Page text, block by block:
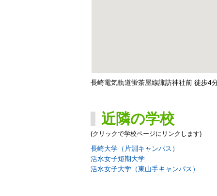
長崎電気軌道蛍茶屋線諏訪神社前 徒歩4
近隣の学校
(クリックで学校ページにリンクします)
長崎大学（片淵キャンパス）
活水女子短期大学
活水女子大学（東山手キャンパス）